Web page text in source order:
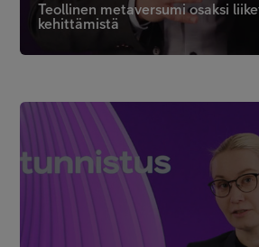
Teollinen metaversumi osaksi
kehittämistä